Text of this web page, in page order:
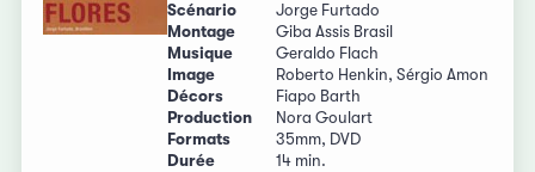
Scénario
Jorge Furtado
Montage
Giba Assis Brasil
Musique
Geraldo Flach
Image
Roberto Henkin, Sérgio Amon
Décors
Fiapo Barth
Production
Nora Goulart
Formats
35mm, DVD
Durée
14 min.